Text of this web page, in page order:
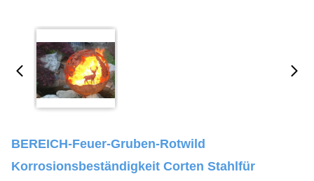
BEREICH-Feuer-Gruben-Rotwild
Korrosionsbeständigkeit Corten Stahlfür